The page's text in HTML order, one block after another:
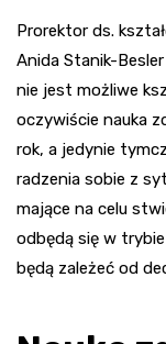
Prorektor ds.
Anida Stanik-
nie jest możliwe
oczywiście nauka
rok, a jedynie
radzenia sobie z
mające na celu
odbędą się w
będą zależeć od